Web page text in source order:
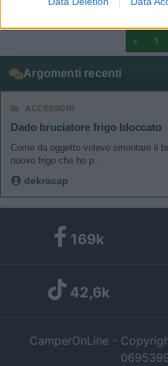
I want to allow Google to
related to functionality of
I want to allow Google to
related to security,
functionality and fraud
user protection.
Inserito il06/02/2015 alle:
<
1
Argomenti recenti
ACCESSORI
Dado bruciatore frigo bloccato
Come da oggetto volevo smontare il
nuovo frigo che ho p...
dekracap
169k
42,6k
CamperOnLine -